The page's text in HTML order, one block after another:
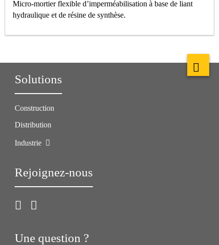
Micro-mortier flexible d’imperméabilisation à base de liant
hydraulique et de résine de synthèse.
Solutions
Construction
Distribution
Industrie
Rejoignez-nous
Une question ?